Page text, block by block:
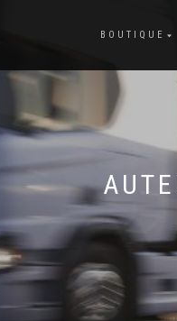
BOUTIQUE